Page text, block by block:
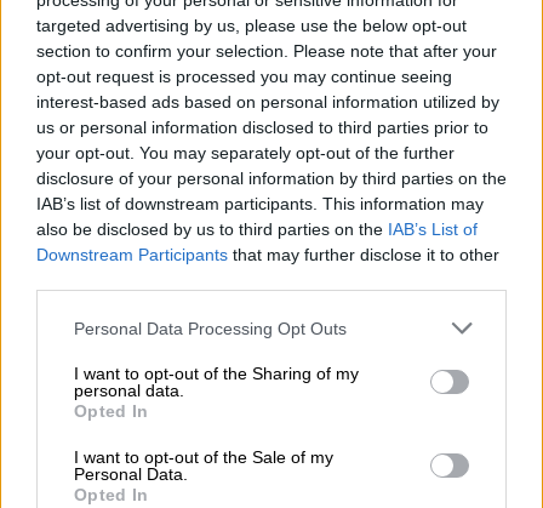
targeted advertising by us, please use the below opt-out
section to confirm your selection. Please note that after your
opt-out request is processed you may continue seeing
interest-based ads based on personal information utilized by
us or personal information disclosed to third parties prior to
your opt-out. You may separately opt-out of the further
disclosure of your personal information by third parties on the
IAB’s list of downstream participants. This information may
also be disclosed by us to third parties on the IAB’s List of
Downstream Participants that may further disclose it to other
Please note that this website/app uses one or more Google
not limited to your visit or usage behaviour. You may click to
grant or deny consent to Google and its third-party tags to
use your data for below specified purposes in below Google
consent section.
Personal Data Processing Opt Outs
I want to opt-out of the Sharing of my
personal data.
Opted In
I want to opt-out of the Sale of my
Personal Data.
Opted In
αντιμετωπίζουν τα νοικοκυριά είναι οι
ανατιμήσεις σε βασικά αγαθά. Να
αναμένονται το 2023 κάποιες πρωτοβουλίες
για τα πιο αδύναμα νοικοκυριά, όπως μια νέα
επιταγή ακρίβειας ή ένα food pass;
Όπως σας προανέφερα, αν προκύψει
πρόσθετος δημοσιονομικός χώρος,
προτεραιότητα έχουν οι επιπτώσεις του
στη μεσαία τάξη. Οι αποφάσεις μας είναι
συνάρτηση της πορείας που θα
ακολουθήσουν οι τιμές σε ηλεκτρισμό,
καύσιμα και τρόφιμα. Από την εξέλιξη αυτών
θα αποφασίσουμε που θα κατευθύνουμε τους
διαθέσιμους πόρους.